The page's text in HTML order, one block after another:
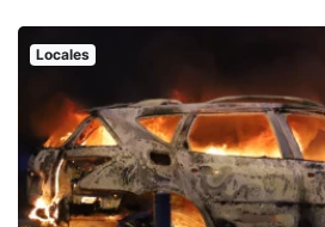
Locales